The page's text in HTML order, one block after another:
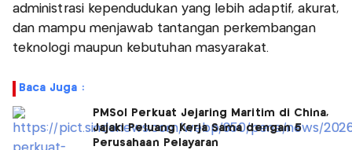
administrasi kependudukan yang lebih adaptif, akurat,
dan mampu menjawab tantangan perkembangan
teknologi maupun kebutuhan masyarakat.
Baca Juga :
PMSol Perkuat Jejaring Maritim di China,
Jajaki Peluang Kerja Sama dengan 5
Perusahaan Pelayaran